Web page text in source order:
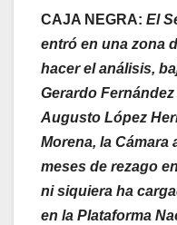
CAJA NEGRA: El
entró en una zona
hacer el análisis,
Gerardo
Augusto López
Morena, la Cámara
meses de rezago
ni siquiera ha
en la Plataforma